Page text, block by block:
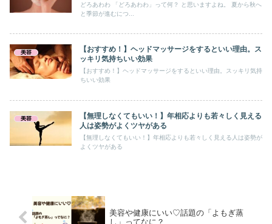
どろあわわ 「どろあわわ」って何？ と思いますよね。 夏から秋へ
と季節が進むにつ...
美容
【おすすめ！】ヘッドマッサージをするといい理由。ス
ッキリ気持ちいい効果
【おすすめ！】ヘッドマッサージをするといい理由。スッキリ気持
ちいい効果
美容
【無理しなくてもいい！】年相応よりも若々しく見える
人は姿勢がよくツヤがある
【無理しなくてもいい！】年相応よりも若々しく見える人は姿勢が
よくツヤがある
美容や健康にいい♡話題の「よもぎ蒸
し」ってなに？